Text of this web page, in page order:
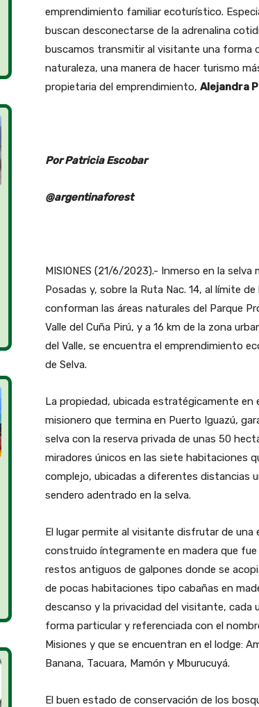
emprendimiento familiar ecoturístico.
buscan desconectarse de la adrenalina
buscamos transmitir al visitante una forma
naturaleza, una manera de hacer turismo
propietaria del emprendimiento, Alejandra
Por Patricia Escobar
@argentinaforest
MISIONES (21/6/2023).- Inmerso en la selva
Posadas y, sobre la Ruta Nac. 14, al límite
conforman las áreas naturales del Parque
Valle del Cuña Pirú, y a 16 km de la zona
del Valle, se encuentra el emprendimiento
de Selva.
La propiedad, ubicada estratégicamente en
misionero que termina en Puerto Iguazú,
selva con la reserva privada de unas 50
miradores únicos en las siete habitaciones
complejo, ubicadas a diferentes distancias
sendero adentrado en la selva.
El lugar permite al visitante disfrutar de
construido íntegramente en madera que
restos antiguos de galpones donde se
de pocas habitaciones tipo cabañas en
descanso y la privacidad del visitante, cada
forma particular y referenciada con el
Misiones y que se encuentran en el lodge:
Banana, Tacuara, Mamón y Mburucuyá.
El buen estado de conservación de los